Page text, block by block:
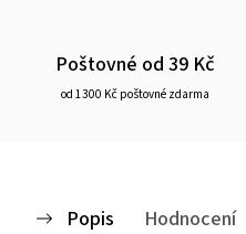
Poštovné od 39 Kč
od 1300 Kč poštovné zdarma
Popis Hodnocení